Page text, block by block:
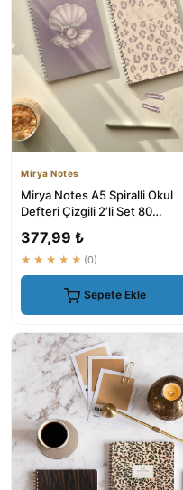
Mirya Notes
Mirya Notes A5 Spiralli Okul
Defteri Çizgili 2’li Set 80
377,99 ₺
★★★★★ (0)
Sepete Ekle